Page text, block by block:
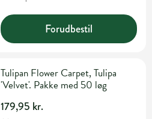
Forudbestil
Tulipan Flower Carpet, Tulipa
'Velvet'. Pakke med 50 løg
179,95 kr.